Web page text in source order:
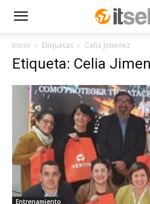
Inicio Etiquetas Celia Jimenez
Etiqueta: Celia
Entrenamiento